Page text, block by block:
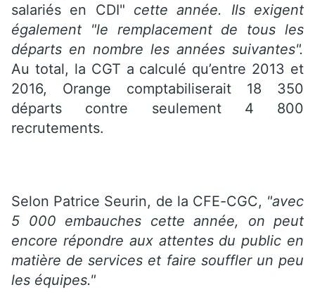
salariés en CDI" cette année. Ils exigent
également "le remplacement de tous les
départs en nombre les années suivantes".
Au total, la CGT a calculé qu’entre 2013 et
2016, Orange comptabiliserait 18 350
départs contre seulement 4 800
recrutements.
Selon Patrice Seurin, de la CFE-CGC, "avec
5 000 embauches cette année, on peut
encore répondre aux attentes du public en
matière de services et faire souffler un peu
les équipes."